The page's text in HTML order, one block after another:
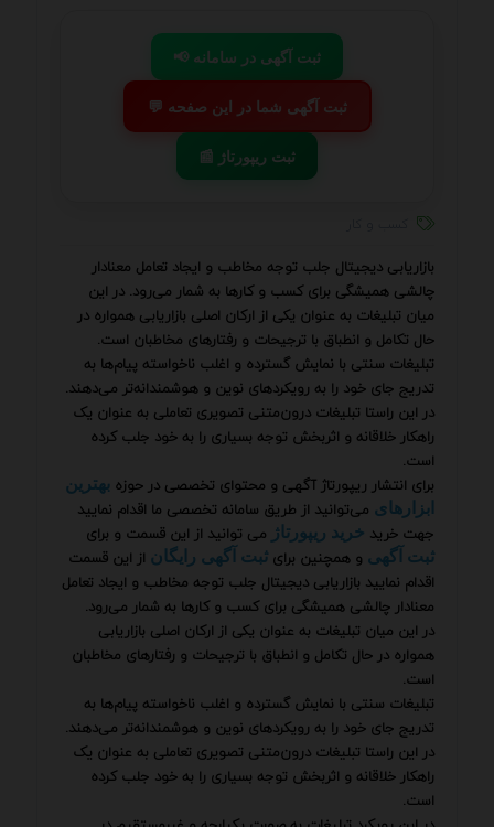
📢 ثبت آگهی در سامانه
💬 ثبت آگهی شما در این صفحه
📰 ثبت ریپورتاژ
بازاریابی دیجیتال جلب توجه مخاطب و ایجاد تعامل معنادار
چالشی همیشگی برای کسب و کارها به شمار می‌رود. در این
میان تبلیغات به عنوان یکی از ارکان اصلی بازاریابی همواره در
حال تکامل و انطباق با ترجیحات و رفتارهای مخاطبان است.
تبلیغات سنتی با نمایش گسترده و اغلب ناخواسته پیام‌ها به
تدریج جای خود را به رویکردهای نوین و هوشمندانه‌تر می‌دهند.
در این راستا تبلیغات درون‌متنی تصویری تعاملی به عنوان یک
راهکار خلاقانه و اثربخش توجه بسیاری را به خود جلب کرده
است.
برای انتشار ریپورتاژ آگهی و محتوای تخصصی در حوزه بهترین
ابزارهای می‌توانید از طریق سامانه تخصصی ما اقدام نمایید
جهت خرید خرید ریپورتاژ می توانید از این قسمت و برای
ثبت آگهی و همچنین برای ثبت آگهی رایگان از این قسمت
اقدام نمایید بازاریابی دیجیتال جلب توجه مخاطب و ایجاد تعامل
معنادار چالشی همیشگی برای کسب و کارها به شمار می‌رود.
در این میان تبلیغات به عنوان یکی از ارکان اصلی بازاریابی
همواره در حال تکامل و انطباق با ترجیحات و رفتارهای مخاطبان
است.
تبلیغات سنتی با نمایش گسترده و اغلب ناخواسته پیام‌ها به
تدریج جای خود را به رویکردهای نوین و هوشمندانه‌تر می‌دهند.
در این راستا تبلیغات درون‌متنی تصویری تعاملی به عنوان یک
راهکار خلاقانه و اثربخش توجه بسیاری را به خود جلب کرده
است.